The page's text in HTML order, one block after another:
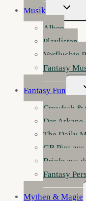
Musik
Alben
Playlisten
Verfluchte
Fantasy
Fantasy Fun
Crowbah &
Der Arkane
The Daily
GB Pics
Briefe aus
Fantasy
Mythen & Magie